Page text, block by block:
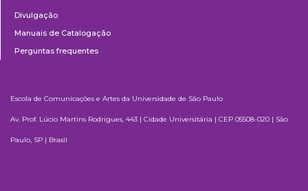
Divulgação
Manuais de Catalogação
Perguntas frequentes
Escola de Comunicações e Artes da Universidade de São Paulo
Av. Prof. Lúcio Martins Rodrigues, 443 | Cidade Universitária | CEP 05508-020 | São
Paulo, SP | Brasil